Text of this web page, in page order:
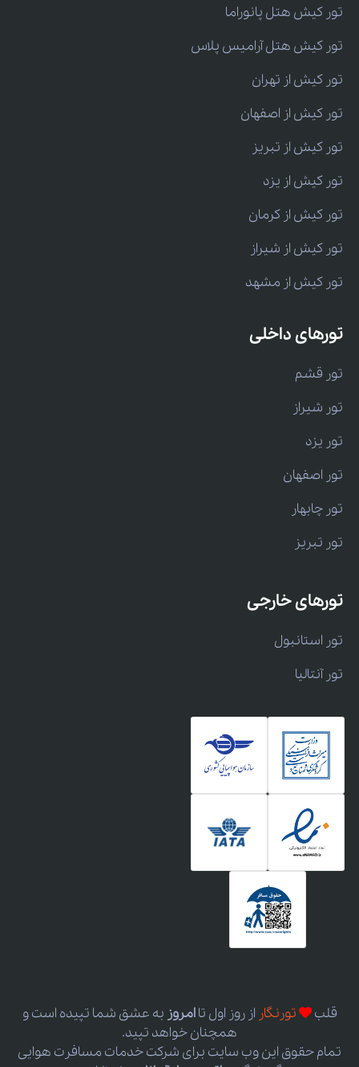
تور کیش هتل پانوراما
تور کیش هتل آرامیس پلاس
تور کیش از تهران
تور کیش از اصفهان
تور کیش از تبریز
تور کیش از یزد
تور کیش از کرمان
تور کیش از شیراز
تور کیش از مشهد
تورهای داخلی
تور قشم
تور شیراز
تور یزد
تور اصفهان
تور چابهار
تور تبریز
تورهای خارجی
تور استانبول
تور آنتالیا
قلب تورنگار از روز اول تاامروز به عشق شما تپیده است و
همچنان خواهد تپید.
تمام حقوق این وب سایت برای شرکت خدمات مسافرت هوایی